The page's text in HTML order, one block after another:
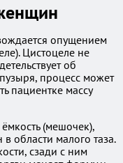
опущением
Цистоцеле не
об
процесс может
пациентке массу
(мешочек),
области малого таза.
сзади с ним